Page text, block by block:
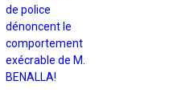
de police
dénoncent le
comportement
exécrable de M.
BENALLA!